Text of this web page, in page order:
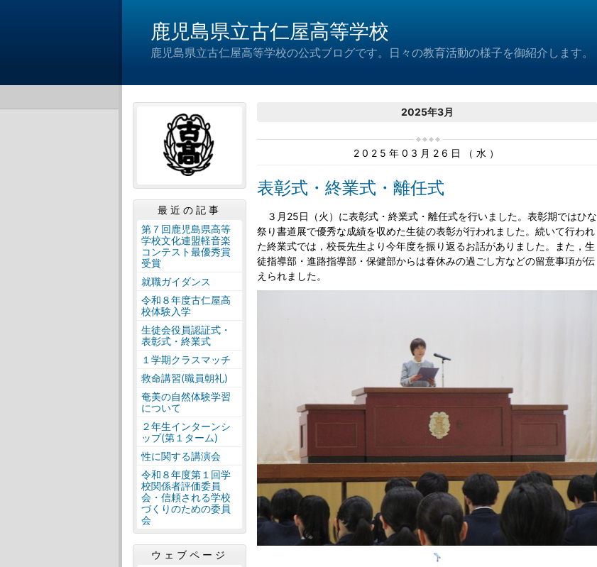
鹿児島県立古仁屋高等学校
鹿児島県立古仁屋高等学校の公式ブログです。日々の教育活動の様子を御紹介します。
2025年3月
2025年03月26日（水）
表彰式・終業式・離任式
３月25日（火）に表彰式・終業式・離任式を行いました。表彰期ではひな
祭り書道展で優秀な成績を収めた生徒の表彰が行われました。続いて行われ
た終業式では，校長先生より今年度を振り返るお話がありました。また，生
徒指導部・進路指導部・保健部からは春休みの過ごし方などの留意事項が伝
えられました。
最近の記事
第７回鹿児島県高等
学校文化連盟軽音楽
コンテスト最優秀賞
受賞
就職ガイダンス
令和８年度古仁屋高
校体験入学
生徒会役員認証式・
表彰式・終業式
１学期クラスマッチ
救命講習(職員朝礼)
奄美の自然体験学習
について
２年生インターンシ
ップ(第１ターム)
性に関する講演会
令和８年度第１回学
校関係者評価委員
会・信頼される学校
づくりのための委員
会
ウェブページ